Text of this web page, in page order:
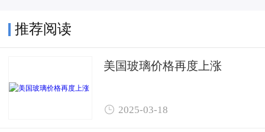
推荐阅读
美国玻璃价格再度上涨
 2025-03-18